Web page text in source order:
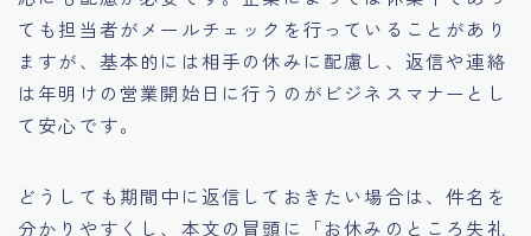
ても担当者がメールチェックを行っていることがあり
ますが、基本的には相手の休みに配慮し、返信や連絡
は年明けの営業開始日に行うのがビジネスマナーとし
て安心です。
どうしても期間中に返信しておきたい場合は、件名を
分かりやすくし、本文の冒頭に「お休みのところ失礼